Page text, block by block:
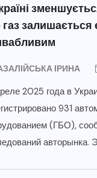
газ залишається
ІРИНА
2025 года в
931
(ГБО),
авторынка.